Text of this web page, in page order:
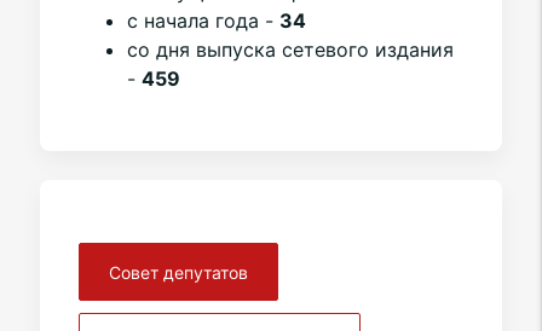
с начала года - 34
со дня выпуска сетевого издания
- 459
Совет депутатов